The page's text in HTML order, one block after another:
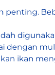
penting.
dengan
ikan